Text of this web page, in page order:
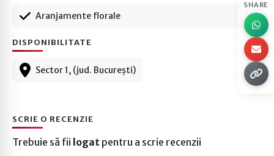
SHARE
Aranjamente florale
DISPONIBILITATE
Sector 1, (jud. București)
SCRIE O RECENZIE
Trebuie să fii logat pentru a scrie recenzii